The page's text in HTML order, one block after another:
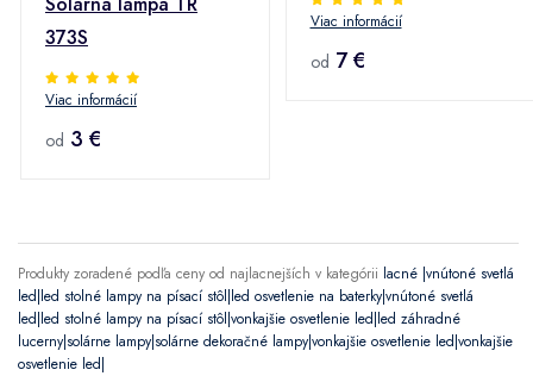
373S
Viac informácií
od 3 €
Viac informácií
od 7 €
Produkty zoradené podľa ceny od najlacnejších v kategórii lacné |vnútoné svetlá
led|led stolné lampy na písací stôl|led osvetlenie na baterky|vnútoné svetlá
led|led stolné lampy na písací stôl|vonkajšie osvetlenie led|led záhradné
lucerny|solárne lampy|solárne dekoračné lampy|vonkajšie osvetlenie led|vonkajšie
osvetlenie led|